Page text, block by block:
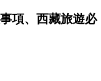
項、西藏旅遊必